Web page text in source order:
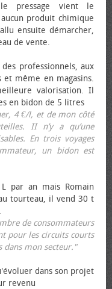
pressage vient le
produit chimique
ensuite démarcher,
de vente.
professionnels, aux
et même en magasins.
valorisation. Il
en bidon de 5 litres
4 €/l, et de mon côté
II n’y a qu’une
En trois voyages
un bidon est
par an mais Romain
tourteau, il vend 30 t
de consommateurs
pour les circuits courts
dans mon secteur."
dans son projet
revenu